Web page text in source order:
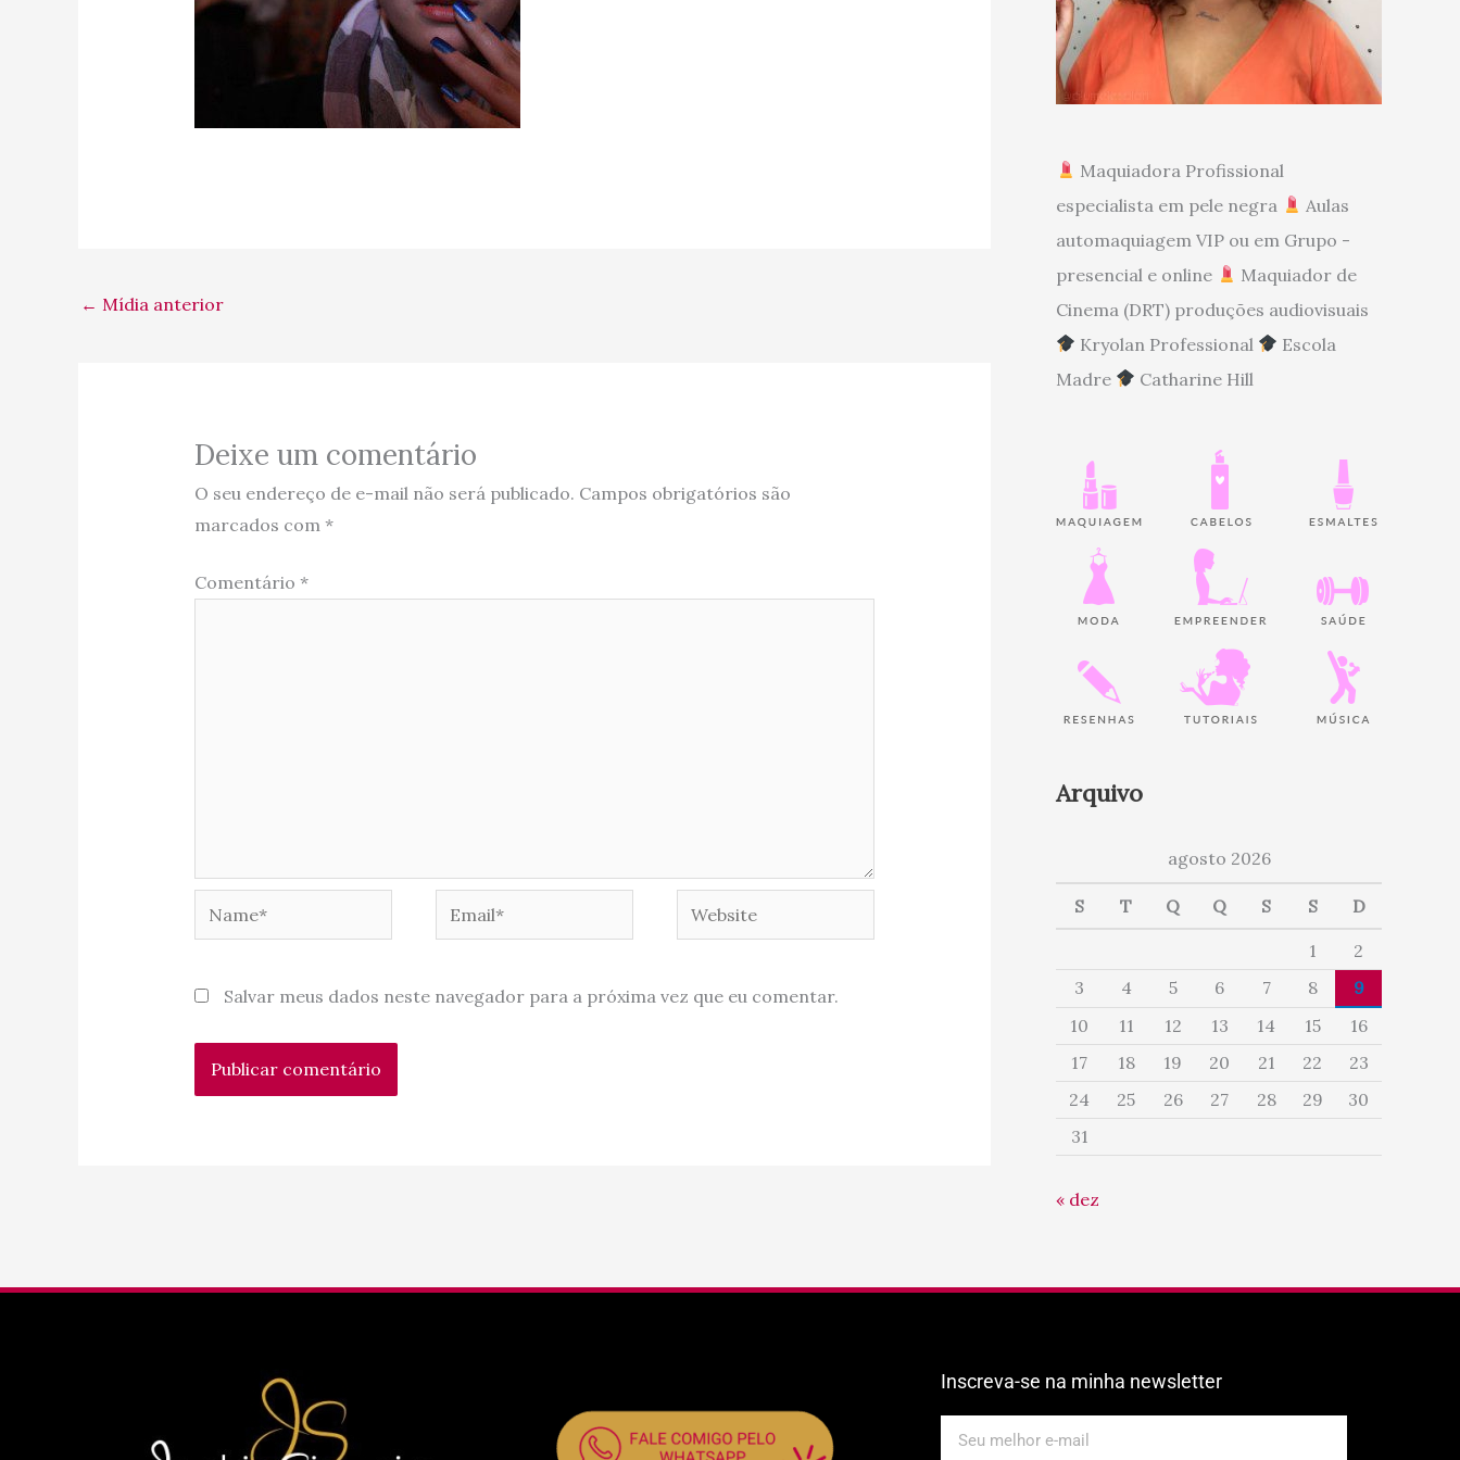
← Mídia anterior
Deixe um comentário
O seu endereço de e-mail não será publicado. Campos obrigatórios são
marcados com *
Comentário *
Website
Salvar meus dados neste navegador para a próxima vez que eu comentar.
Maquiadora Profissional
especialista em pele negra
Aulas
automaquiagem VIP ou em Grupo -
presencial e online
Maquiador de
Cinema (DRT) produções audiovisuais
Kryolan Professional
Escola
Madre
Catharine Hill
Arquivo
agosto 2026
S T Q Q S S D
1
2
3
4 5 6 7 8
9
10
11 12 13 14 15
16
17
18 19 20 21 22
23
24
25 26 27 28 29
30
31
« dez
Inscreva-se na minha newsletter